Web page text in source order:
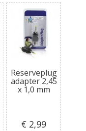
Reserveplug
adapter 2,45
x 1,0 mm
€ 2,99